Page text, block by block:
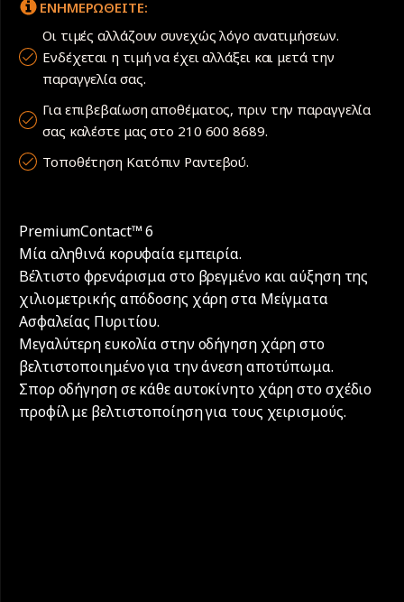
ΕΝΗΜΕΡΩΘΕΙΤΕ:
Οι τιμές αλλάζουν συνεχώς λόγο ανατιμήσεων.
Ενδέχεται η τιμή να έχει αλλάξει και μετά την
παραγγελία σας.
Για επιβεβαίωση αποθέματος, πριν την παραγγελία
σας καλέστε μας στο 210 600 8689.
Τοποθέτηση Κατόπιν Ραντεβού.
PremiumContact™ 6
Μία αληθινά κορυφαία εμπειρία.
Βέλτιστο φρενάρισμα στο βρεγμένο και αύξηση της
χιλιομετρικής απόδοσης χάρη στα Μείγματα
Ασφαλείας Πυριτίου.
Μεγαλύτερη ευκολία στην οδήγηση χάρη στο
βελτιστοποιημένο για την άνεση αποτύπωμα.
Σπορ οδήγηση σε κάθε αυτοκίνητο χάρη στο σχέδιο
προφίλ με βελτιστοποίηση για τους χειρισμούς.